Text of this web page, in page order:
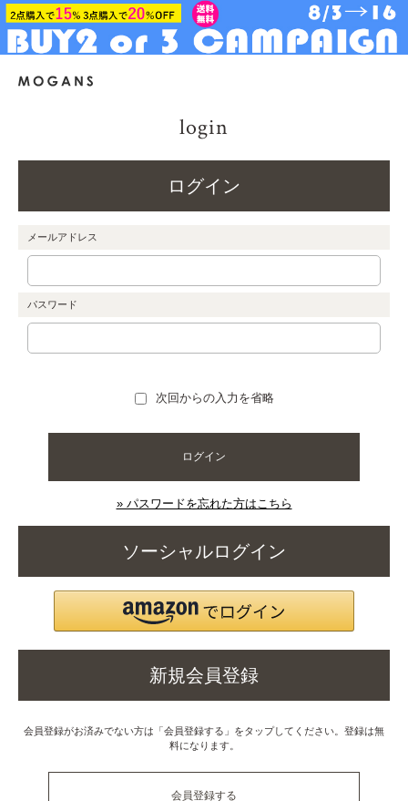
login
ログイン
メールアドレス
パスワード
次回からの入力を省略
ログイン
» パスワードを忘れた方はこちら
ソーシャルログイン
新規会員登録
会員登録がお済みでない方は「会員登録する」をタップしてください。登録は無
料になります。
会員登録する